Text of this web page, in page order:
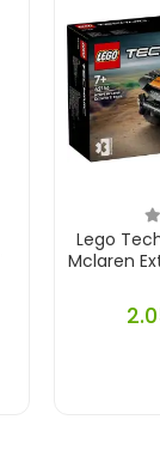
Lego
Mclaren